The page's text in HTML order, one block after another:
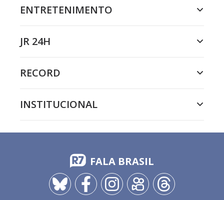
ENTRETENIMENTO
JR 24H
RECORD
INSTITUCIONAL
FALA BRASIL